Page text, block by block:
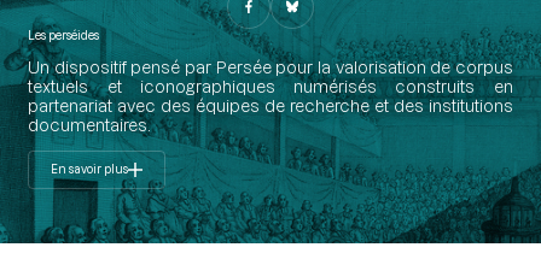
Les perséides
Un dispositif pensé par Persée pour la valorisation de corpus
textuels et iconographiques numérisés construits en
partenariat avec des équipes de recherche et des institutions
documentaires.
En savoir plus